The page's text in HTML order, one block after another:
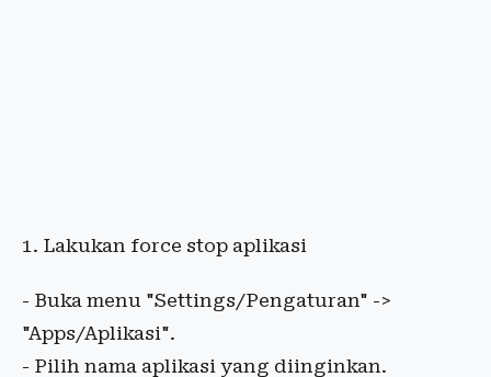
1. Lakukan force stop aplikasi
- Buka menu "Settings/Pengaturan" ->
"Apps/Aplikasi".
- Pilih nama aplikasi yang diinginkan.